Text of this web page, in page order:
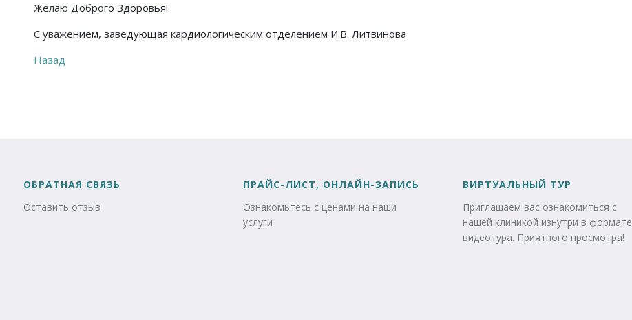
Желаю Доброго Здоровья!
С уважением, заведующая кардиологическим отделением И.В. Литвинова
Назад
ОБРАТНАЯ СВЯЗЬ
Оставить отзыв
ПРАЙС-ЛИСТ, ОНЛАЙН-ЗАПИСЬ
Ознакомьтесь с ценами на наши
услуги
ВИРТУАЛЬНЫЙ ТУР
Приглашаем вас ознакомиться с
нашей клиникой изнутри в формате
видеотура. Приятного просмотра!